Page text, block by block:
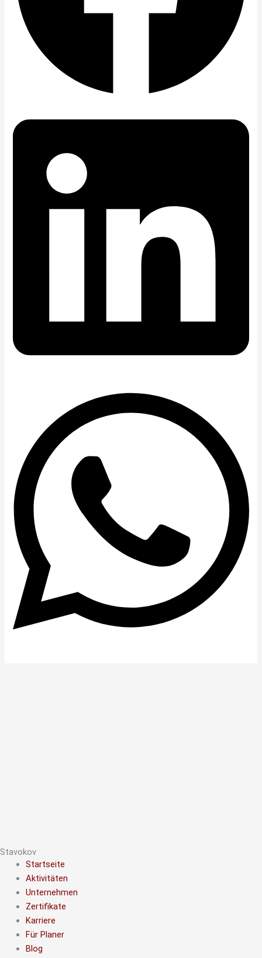
Stavokov
Startseite
Aktivitäten
Unternehmen
Zertifikate
Karriere
Für Planer
Blog